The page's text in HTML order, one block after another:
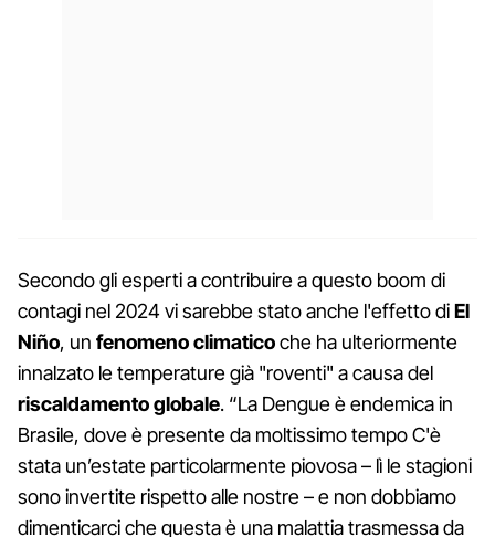
Secondo gli esperti a contribuire a questo boom di
contagi nel 2024 vi sarebbe stato anche l'effetto diEl
Niño, un fenomeno climaticoche ha ulteriormente
innalzato le temperature già "roventi" a causa del
riscaldamento globale. “La Dengue è endemica in
Brasile, dove è presente da moltissimo tempo C'è
stata un’estate particolarmente piovosa – lì le stagioni
sono invertite rispetto alle nostre – e non dobbiamo
dimenticarci che questa è una malattia trasmessa da